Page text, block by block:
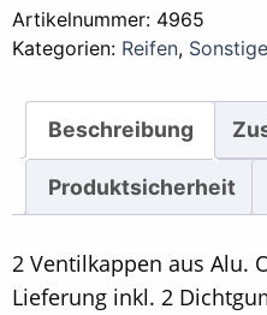
1
Paar
Artikelnummer: 4965
Kategorien: Reifen,
Beschreibung
Produktsicherheit
2 Ventilkappen aus Alu.
Lieferung inkl. 2